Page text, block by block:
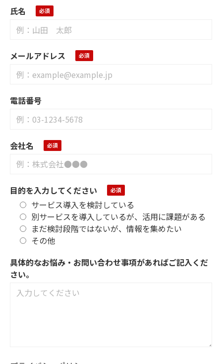
氏名
メールアドレス
電話番号
会社名
目的を入力してください
サービス導入を検討している
別サービスを導入しているが、活用に課題がある
まだ検討段階ではないが、情報を集めたい
その他
具体的なお悩み・お問い合わせ事項があればご記入くだ
さい。